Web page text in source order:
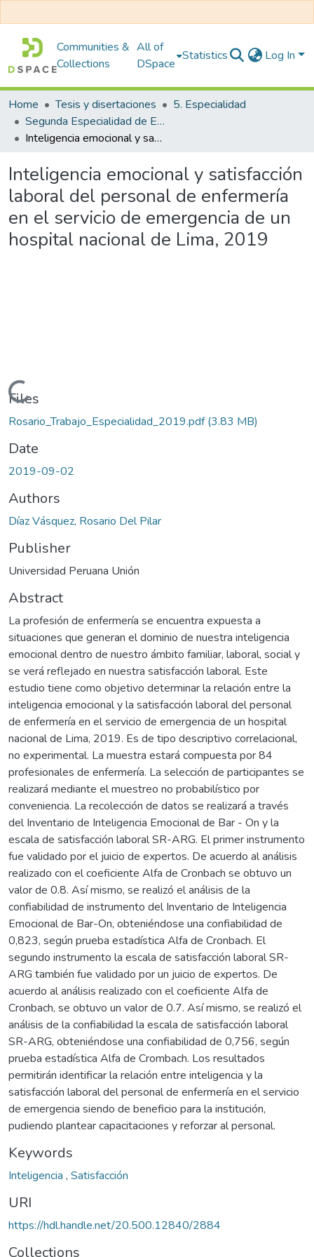
Communities &
Collections
All of
DSpace
Statistics Log In
Home Tesis y disertaciones
5. Especialidad
Segunda Especialidad de Enfermería en Emergencias y Desastres
Inteligencia emocional y satisfacción laboral del personal de enfermería en el servicio de emergencia de un hospital nacional de Lima, 2019
Inteligencia emocional y satisfacción
laboral del personal de enfermería
en el servicio de emergencia de un
hospital nacional de Lima, 2019
Loading...
Files
Rosario_Trabajo_Especialidad_2019.pdf(3.83 MB)
Date
2019-09-02
Authors
Díaz Vásquez, Rosario Del Pilar
Publisher
Universidad Peruana Unión
Abstract
La profesión de enfermería se encuentra expuesta a
situaciones que generan el dominio de nuestra inteligencia
emocional dentro de nuestro ámbito familiar, laboral, social y
se verá reflejado en nuestra satisfacción laboral. Este
estudio tiene como objetivo determinar la relación entre la
inteligencia emocional y la satisfacción laboral del personal
de enfermería en el servicio de emergencia de un hospital
nacional de Lima, 2019. Es de tipo descriptivo correlacional,
no experimental. La muestra estará compuesta por 84
profesionales de enfermería. La selección de participantes se
realizará mediante el muestreo no probabilístico por
conveniencia. La recolección de datos se realizará a través
del Inventario de Inteligencia Emocional de Bar - On y la
escala de satisfacción laboral SR-ARG. El primer instrumento
fue validado por el juicio de expertos. De acuerdo al análisis
realizado con el coeficiente Alfa de Cronbach se obtuvo un
valor de 0.8. Así mismo, se realizó el análisis de la
confiabilidad de instrumento del Inventario de Inteligencia
Emocional de Bar-On, obteniéndose una confiabilidad de
0,823, según prueba estadística Alfa de Cronbach. El
segundo instrumento la escala de satisfacción laboral SR-
ARG también fue validado por un juicio de expertos. De
acuerdo al análisis realizado con el coeficiente Alfa de
Cronbach, se obtuvo un valor de 0.7. Así mismo, se realizó el
análisis de la confiabilidad la escala de satisfacción laboral
SR-ARG, obteniéndose una confiabilidad de 0,756, según
prueba estadística Alfa de Crombach. Los resultados
permitirán identificar la relación entre inteligencia y la
satisfacción laboral del personal de enfermería en el servicio
de emergencia siendo de beneficio para la institución,
pudiendo plantear capacitaciones y reforzar al personal.
Keywords
Inteligencia , Satisfacción
URI
https://hdl.handle.net/20.500.12840/2884
Collections